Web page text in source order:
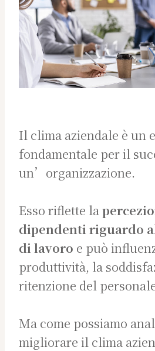
Il clima aziendale è un
fondamentale per il
un’organizzazione.
Esso riflette la
dipendenti riguardo
di lavoro e può
produttività, la
ritenzione del
Ma come possiamo
migliorare il clima